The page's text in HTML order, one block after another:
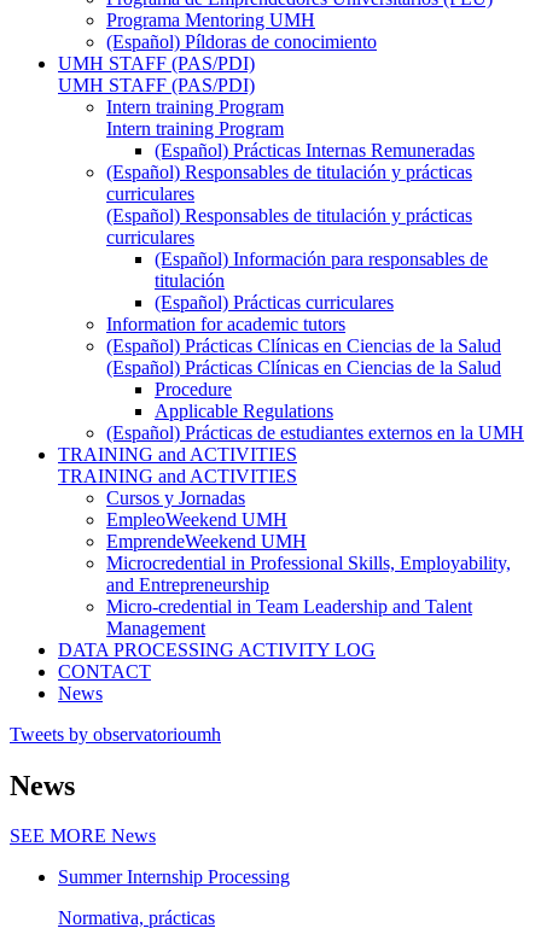
Programa Mentoring UMH
(Español) Píldoras de conocimiento
UMH STAFF (PAS/PDI)
UMH STAFF (PAS/PDI)
Intern training Program
Intern training Program
(Español) Prácticas Internas Remuneradas
(Español) Responsables de titulación y prácticas
curriculares
(Español) Responsables de titulación y prácticas
curriculares
(Español) Información para responsables de
titulación
(Español) Prácticas curriculares
Information for academic tutors
(Español) Prácticas Clínicas en Ciencias de la Salud
(Español) Prácticas Clínicas en Ciencias de la Salud
Procedure
Applicable Regulations
(Español) Prácticas de estudiantes externos en la UMH
TRAINING and ACTIVITIES
TRAINING and ACTIVITIES
Cursos y Jornadas
EmpleoWeekend UMH
EmprendeWeekend UMH
Microcredential in Professional Skills, Employability,
and Entrepreneurship
Micro-credential in Team Leadership and Talent
Management
DATA PROCESSING ACTIVITY LOG
CONTACT
News
Tweets by observatorioumh
News
SEE MORE News
Summer Internship Processing
Normativa, prácticas